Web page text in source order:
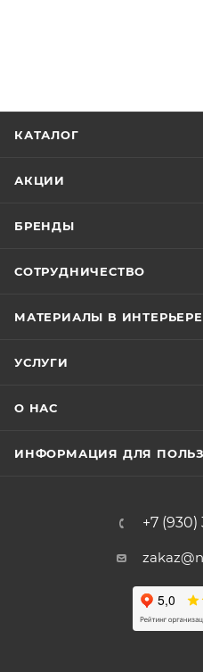
КАТАЛОГ
АКЦИИ
БРЕНДЫ
СОТРУДНИЧЕСТВО
МАТЕРИАЛЫ В ИНТЕРЬЕРЕ
УСЛУГИ
О НАС
ИНФОРМАЦИЯ ДЛЯ
+7 (930)